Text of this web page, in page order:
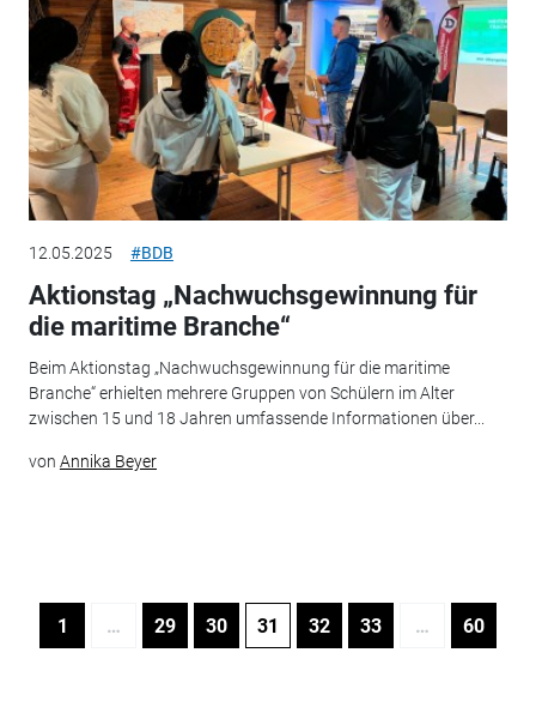
12.05.2025 #BDB
Aktionstag „Nachwuchsgewinnung für
die maritime Branche“
Beim Aktionstag „Nachwuchsgewinnung für die maritime
Branche“ erhielten mehrere Gruppen von Schülern im Alter
zwischen 15 und 18 Jahren umfassende Informationen über...
von Annika Beyer
1 … 29 30 31 32 33 … 60